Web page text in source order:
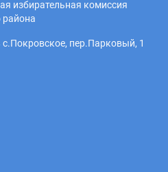
избирательная комиссия
района
пер.Парковый, 1